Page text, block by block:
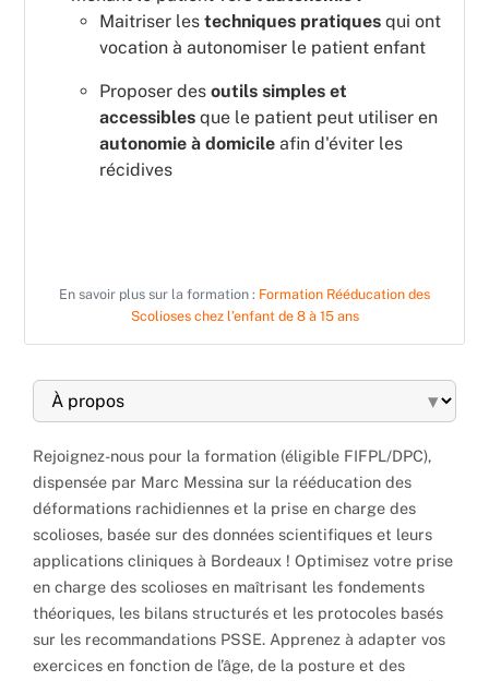
Maitriser les techniques pratiquesqui ont
vocation à autonomiser le patient enfant
Proposer des outils simples et
accessiblesque le patient peut utiliser en
autonomie à domicileafin d'éviter les
récidives
En savoir plus sur la formation : Formation Rééducation des
Scolioses chez l’enfant de 8 à 15 ans
▾
Rejoignez-nous pour la formation (éligible FIFPL/DPC),
dispensée par Marc Messina sur la rééducation des
déformations rachidiennes et la prise en charge des
scolioses, basée sur des données scientifiques et leurs
applications cliniques à Bordeaux ! Optimisez votre prise
en charge des scolioses en maîtrisant les fondements
théoriques, les bilans structurés et les protocoles basés
sur les recommandations PSSE. Apprenez à adapter vos
exercices en fonction de l’âge, de la posture et des